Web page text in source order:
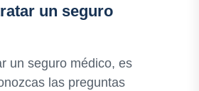
un seguro
un seguro médico, es
las preguntas